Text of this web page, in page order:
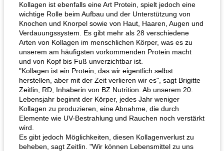
Hühnchen, Süßkartoffelsuppe
Kollagen ist ebenfalls eine Art Protein, spielt jedoch eine
wichtige Rolle beim Aufbau und der Unterstützung von
Knochen und Knorpel sowie von Haut, Haaren, Augen und
Verdauungssystem. Es gibt mehr als 28 verschiedene
Arten von Kollagen im menschlichen Körper, was es zu
unserem am häufigsten vorkommenden Protein macht
und von Kopf bis Fuß unverzichtbar ist.
"Kollagen ist ein Protein, das wir eigentlich selbst
herstellen, aber mit der Zeit verlieren wir es", sagt Brigitte
Zeitlin, RD, Inhaberin von BZ Nutrition. Ab unserem 20.
Lebensjahr beginnt der Körper, jedes Jahr weniger
Kollagen zu produzieren, eine Abnahme, die durch
Elemente wie UV-Bestrahlung und Rauchen noch verstärkt
wird.
Es gibt jedoch Möglichkeiten, diesen Kollagenverlust zu
beheben, sagt Zeitlin. "Wir können Lebensmittel zu uns